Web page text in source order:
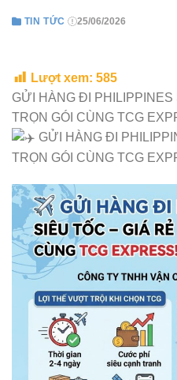
TIN TỨC 25/06/2026
Lượt xem: 585
GỬI HÀNG ĐI PHILIPPINES
TRỌN GÓI CÙNG TCG
GỬI HÀNG ĐI
TRỌN GÓI CÙNG TCG